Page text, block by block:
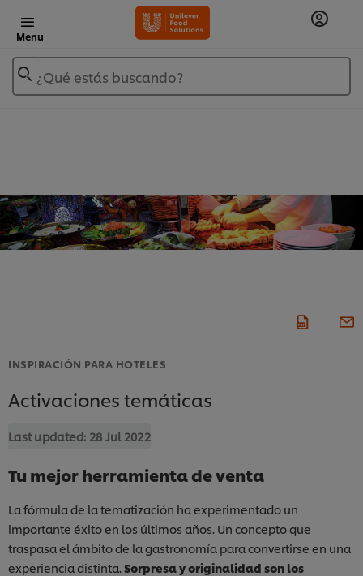
Menu
¿Qué estás buscando?
INSPIRACIÓN PARA HOTELES
Activaciones temáticas
Last updated: 28 Jul 2022
Tu mejor herramienta de venta
La fórmula de la tematización ha experimentado un
importante éxito en los últimos años. Un concepto que
traspasa el ámbito de la gastronomía para convertirse en una
experiencia distinta. Sorpresa y originalidad son los